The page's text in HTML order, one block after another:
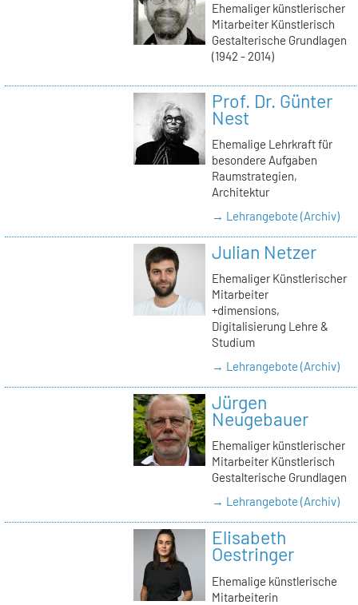
Ehemaliger künstlerischer
Mitarbeiter Künstlerisch
Gestalterische Grundlagen
(1942 - 2014)
Prof. Dr. Günter
Nest
Ehemalige Lehrkraft für
besondere Aufgaben
Raumstrategien,
Architektur
→ Lehrangebote (Archiv)
Julian Netzer
Ehemaliger Künstlerischer
Mitarbeiter
+dimensions,
Digitalisierung Lehre &
Studium
→ Lehrangebote (Archiv)
Jürgen
Neugebauer
Ehemaliger künstlerischer
Mitarbeiter Künstlerisch
Gestalterische Grundlagen
→ Lehrangebote (Archiv)
Elisabeth
Oestringer
Ehemalige künstlerische
Mitarbeiterin